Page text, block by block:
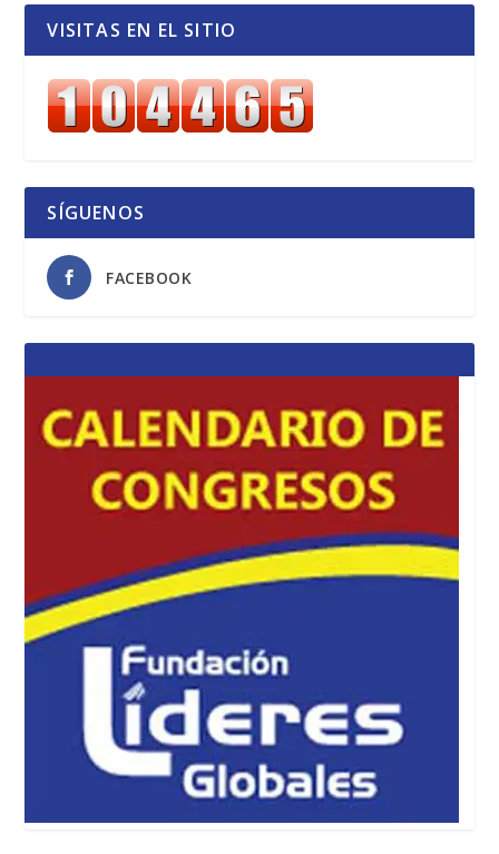
VISITAS EN EL SITIO
SÍGUENOS
FACEBOOK